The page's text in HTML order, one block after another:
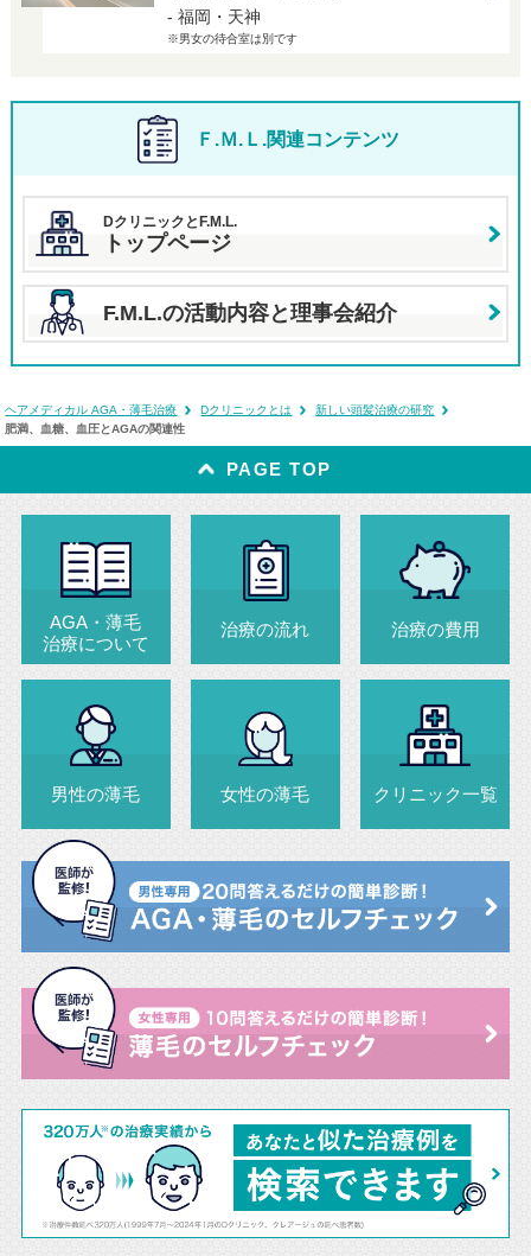
- 福岡・天神
※男女の待合室は別です
Ｆ.Ｍ.Ｌ.関連コンテンツ
DクリニックとF.M.L.
トップページ
F.M.L.の活動内容と理事会紹介
ヘアメディカル AGA・薄毛治療 Dクリニックとは
新しい頭髪治療の研究
肥満、血糖、血圧とAGAの関連性
PAGE TOP
AGA・薄毛
治療について
治療の流れ 治療の費用
男性の薄毛 女性の薄毛 クリニック一覧